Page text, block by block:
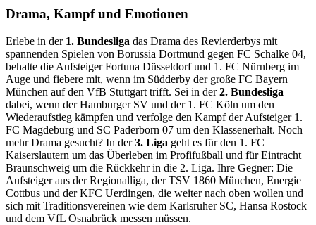
Drama, Kampf und Emotionen
Erlebe in der 1. Bundesliga das Drama des Revierderbys mit
spannenden Spielen von Borussia Dortmund gegen FC Schalke 04,
behalte die Aufsteiger Fortuna Düsseldorf und 1. FC Nürnberg im
Auge und fiebere mit, wenn im Südderby der große FC Bayern
München auf den VfB Stuttgart trifft. Sei in der2. Bundesliga
dabei, wenn der Hamburger SV und der 1. FC Köln um den
Wiederaufstieg kämpfen und verfolge den Kampf der Aufsteiger 1.
FC Magdeburg und SC Paderborn 07 um den Klassenerhalt. Noch
mehr Drama gesucht? In der3. Liga geht es für den 1. FC
Kaiserslautern um das Überleben im Profifußball und für Eintracht
Braunschweig um die Rückkehr in die 2. Liga. Ihre Gegner: Die
Aufsteiger aus der Regionalliga, der TSV 1860 München, Energie
Cottbus und der KFC Uerdingen, die weiter nach oben wollen und
sich mit Traditionsvereinen wie dem Karlsruher SC, Hansa Rostock
und dem VfL Osnabrück messen müssen.